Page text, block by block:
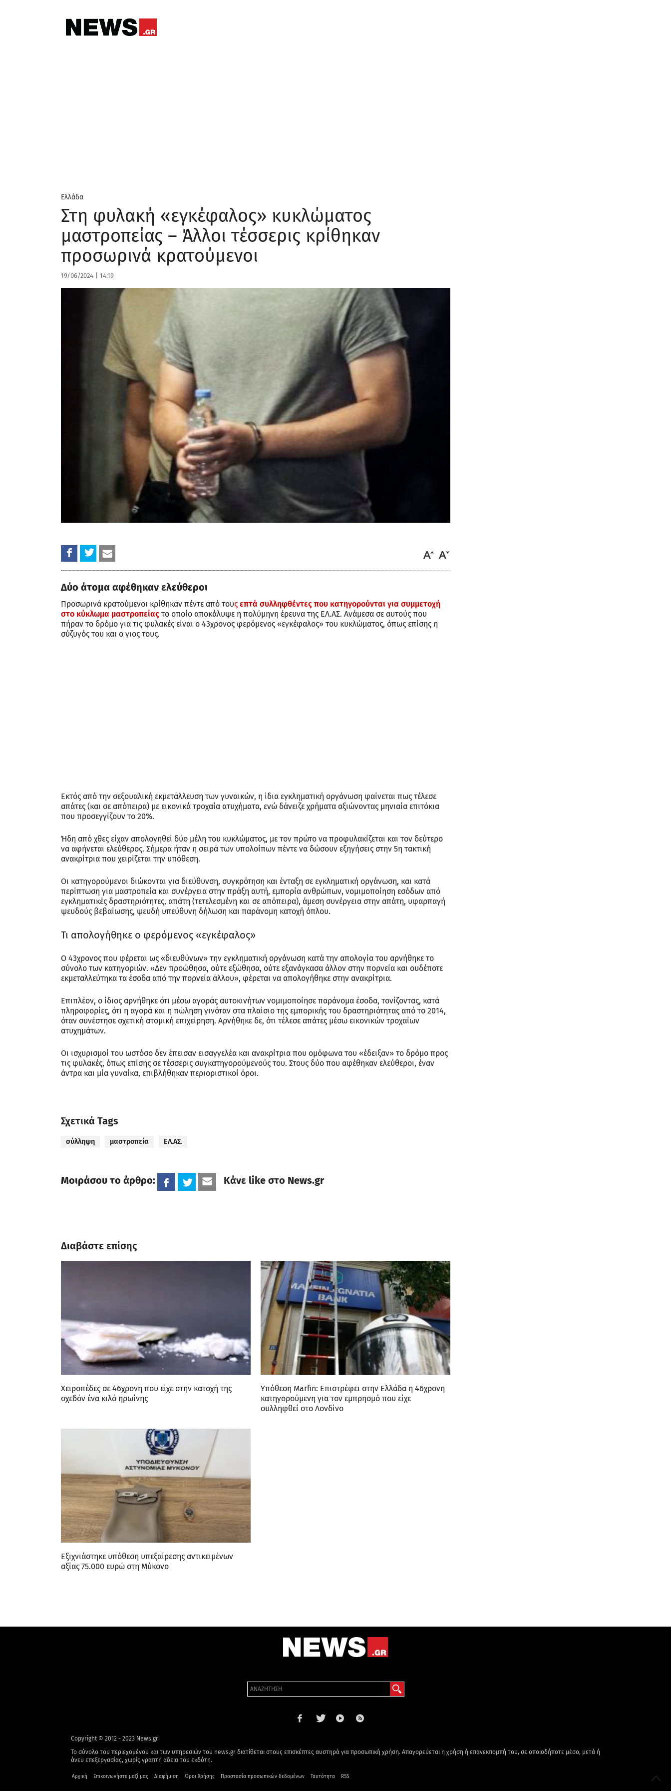
Ελλάδα
Στη φυλακή «εγκέφαλος» κυκλώματος
μαστροπείας – Άλλοι τέσσερις κρίθηκαν
προσωρινά κρατούμενοι
19/06/2024 14:19
Δύο άτομα αφέθηκαν ελεύθεροι
Προσωρινά κρατούμενοι κρίθηκαν πέντε από τους επτά συλληφθέντες που κατηγορούνται για συμμετοχή
στο κύκλωμα μαστροπείας το οποίο αποκάλυψε η πολύμηνη έρευνα της ΕΛ.ΑΣ. Ανάμεσα σε αυτούς που
πήραν το δρόμο για τις φυλακές είναι ο 43χρονος φερόμενος «εγκέφαλος» του κυκλώματος, όπως επίσης η
σύζυγός του και ο γιος τους.
Εκτός από την σεξουαλική εκμετάλλευση των γυναικών, η ίδια εγκληματική οργάνωση φαίνεται πως τέλεσε
απάτες (και σε απόπειρα) με εικονικά τροχαία ατυχήματα, ενώ δάνειζε χρήματα αξιώνοντας μηνιαία επιτόκια
που προσεγγίζουν το 20%.
Ήδη από χθες είχαν απολογηθεί δύο μέλη του κυκλώματος, με τον πρώτο να προφυλακίζεται και τον δεύτερο
να αφήνεται ελεύθερος. Σήμερα ήταν η σειρά των υπολοίπων πέντε να δώσουν εξηγήσεις στην 5η τακτική
ανακρίτρια που χειρίζεται την υπόθεση.
Οι κατηγορούμενοι διώκονται για διεύθυνση, συγκρότηση και ένταξη σε εγκληματική οργάνωση, και κατά
περίπτωση για μαστροπεία και συνέργεια στην πράξη αυτή, εμπορία ανθρώπων, νομιμοποίηση εσόδων από
εγκληματικές δραστηριότητες, απάτη (τετελεσμένη και σε απόπειρα), άμεση συνέργεια στην απάτη, υφαρπαγή
ψευδούς βεβαίωσης, ψευδή υπεύθυνη δήλωση και παράνομη κατοχή όπλου.
Τι απολογήθηκε ο φερόμενος «εγκέφαλος»
Ο 43χρονος που φέρεται ως «διευθύνων» την εγκληματική οργάνωση κατά την απολογία του αρνήθηκε το
σύνολο των κατηγοριών. «Δεν προώθησα, ούτε εξώθησα, ούτε εξανάγκασα άλλον στην πορνεία και ουδέποτε
εκμεταλλεύτηκα τα έσοδα από την πορνεία άλλου», φέρεται να απολογήθηκε στην ανακρίτρια.
Επιπλέον, ο ίδιος αρνήθηκε ότι μέσω αγοράς αυτοκινήτων νομιμοποίησε παράνομα έσοδα, τονίζοντας, κατά
πληροφορίες, ότι η αγορά και η πώληση γινόταν στα πλαίσιο της εμπορικής του δραστηριότητας από το 2014,
όταν συνέστησε σχετική ατομική επιχείρηση. Αρνήθηκε δε, ότι τέλεσε απάτες μέσω εικονικών τροχαίων
ατυχημάτων.
Οι ισχυρισμοί του ωστόσο δεν έπεισαν εισαγγελέα και ανακρίτρια που ομόφωνα του «έδειξαν» το δρόμο προς
τις φυλακές, όπως επίσης σε τέσσερις συγκατηγορούμενούς του. Στους δύο που αφέθηκαν ελεύθεροι, έναν
άντρα και μία γυναίκα, επιβλήθηκαν περιοριστικοί όροι.
Σχετικά Tags
σύλληψη μαστροπεία ΕΛ.ΑΣ.
Μοιράσου το άρθρο: Κάνε like στο News.gr
Διαβάστε επίσης
Χειροπέδες σε 46χρονη που είχε στην κατοχή της
σχεδόν ένα κιλό ηρωίνης
Υπόθεση Marfin: Επιστρέφει στην Ελλάδα η 46χρονη
κατηγορούμενη για τον εμπρησμό που είχε
συλληφθεί στο Λονδίνο
Εξιχνιάστηκε υπόθεση υπεξαίρεσης αντικειμένων
αξίας 75.000 ευρώ στη Μύκονο
Copyright © 2012 - 2023 News.gr
Το σύνολο του περιεχομένου και των υπηρεσιών του news.gr διατίθεται στους επισκέπτες αυστηρά για προσωπική χρήση. Απαγορεύεται η χρήση ή επανεκπομπή του, σε οποιοδήποτε μέσο, μετά ή
άνευ επεξεργασίας, χωρίς γραπτή άδεια του εκδότη.
Αρχική Επικοινωνήστε μαζί μας Διαφήμιση Όροι Χρήσης Προστασία προσωπικών δεδομένων Ταυτότητα RSS